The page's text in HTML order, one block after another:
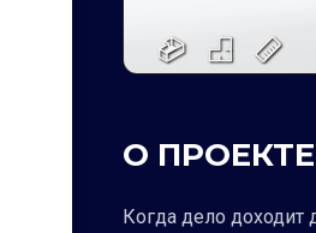
О ПРОЕКТЕ
Когда дело доходит